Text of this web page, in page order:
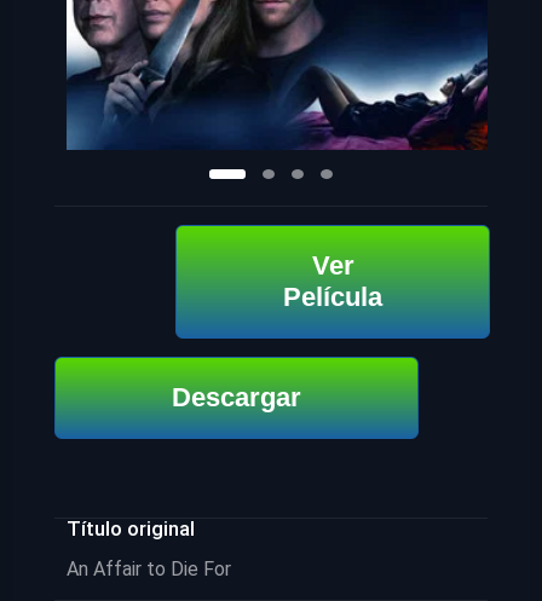
Ver
Película
Descargar
Título original
An Affair to Die For